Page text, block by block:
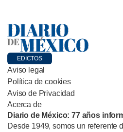
EDICTOS
Aviso legal
Política de cookies
Aviso de Privacidad
Acerca de
Diario de México: 77 años
Desde 1949, somos un referente